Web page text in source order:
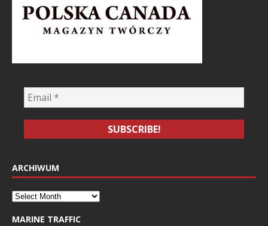
ARCHIWUM
MARINE TRAFFIC